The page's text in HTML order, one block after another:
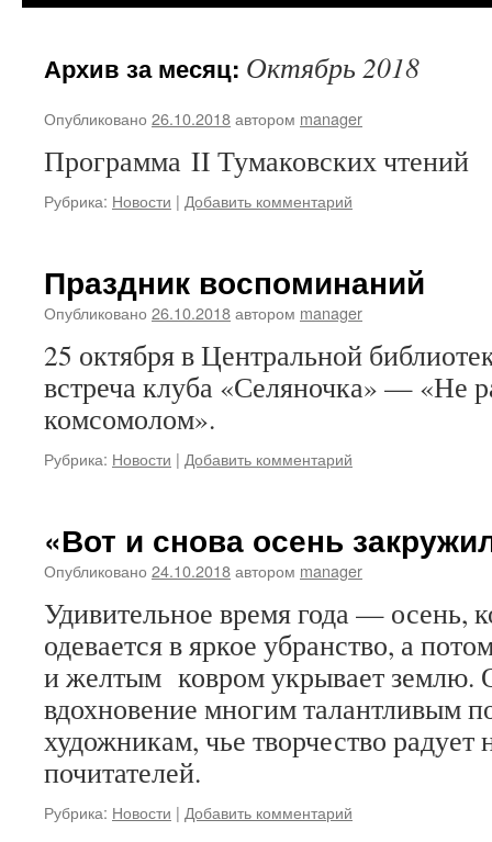
Архив за месяц: Октябрь 2018
Опубликовано 26.10.2018автором manager
Программа II Тумаковских чтений
Рубрика: Новости | Добавить комментарий
Праздник воспоминаний
Опубликовано 26.10.2018автором manager
25 октября в Центральной
встреча клуба «Селяночка» — «Не
комсомолом».
Рубрика: Новости | Добавить комментарий
«Вот и снова осень
Опубликовано 24.10.2018автором manager
Удивительное время года — осень,
одевается в яркое убранство, а
и желтым ковром укрывает землю.
вдохновение многим талантливым
художникам, чье творчество радует
почитателей.
Рубрика: Новости | Добавить комментарий